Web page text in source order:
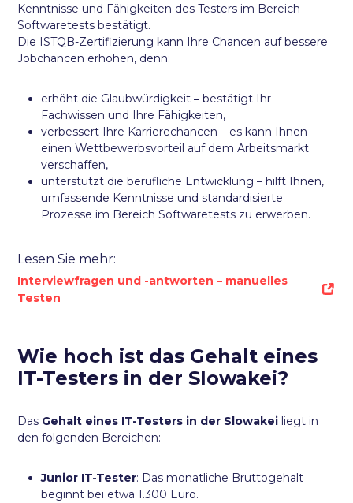
Kenntnisse und Fähigkeiten des Testers im Bereich
Softwaretests bestätigt.
Die ISTQB-Zertifizierung kann Ihre Chancen auf bessere
Jobchancen erhöhen, denn:
erhöht die Glaubwürdigkeit –bestätigt Ihr
Fachwissen und Ihre Fähigkeiten,
verbessert Ihre Karrierechancen – es kann Ihnen
einen Wettbewerbsvorteil auf dem Arbeitsmarkt
verschaffen,
unterstützt die berufliche Entwicklung – hilft Ihnen,
umfassende Kenntnisse und standardisierte
Prozesse im Bereich Softwaretests zu erwerben.
Lesen Sie mehr:
Interviewfragen und -antworten – manuelles
Testen
Wie hoch ist das Gehalt eines
IT-Testers in der Slowakei?
Das Gehalt eines IT-Testers in der Slowakei liegt in
den folgenden Bereichen:
Junior IT-Tester: Das monatliche Bruttogehalt
beginnt bei etwa 1.300 Euro.